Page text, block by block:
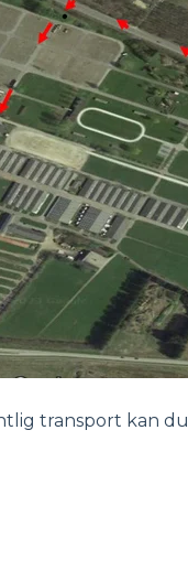
transport kan